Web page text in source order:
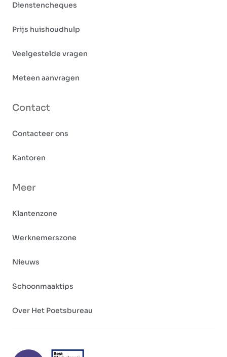
Dienstencheques
Prijs huishoudhulp
Veelgestelde vragen
Meteen aanvragen
Contact
Contacteer ons
Kantoren
Meer
Klantenzone
Werknemerszone
Nieuws
Schoonmaaktips
Over Het Poetsbureau